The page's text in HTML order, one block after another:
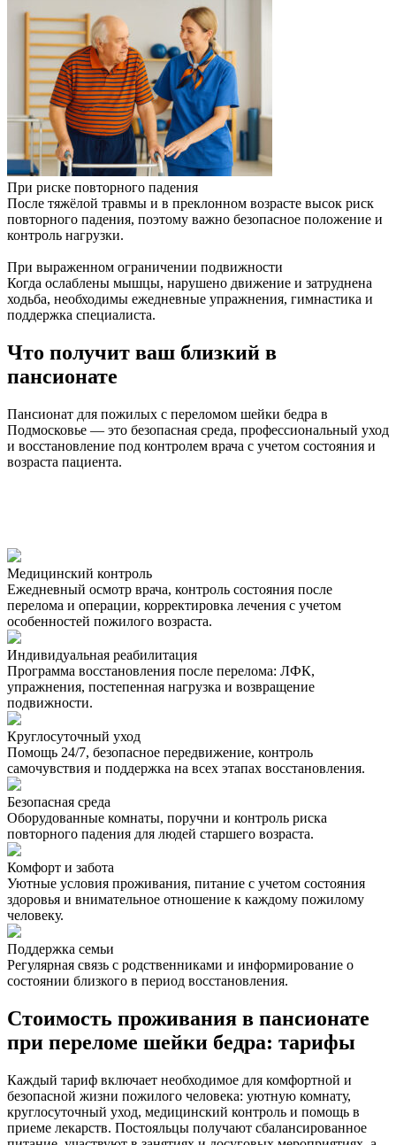
При риске повторного падения
После тяжёлой травмы и в преклонном возрасте высок риск
повторного падения, поэтому важно безопасное положение и
контроль нагрузки.
При выраженном ограничении подвижности
Когда ослаблены мышцы, нарушено движение и затруднена
ходьба, необходимы ежедневные упражнения, гимнастика и
поддержка специалиста.
Что получит ваш близкий в
пансионате
Пансионат для пожилых с переломом шейки бедра в
Подмосковье — это безопасная среда, профессиональный уход
и восстановление под контролем врача с учетом состояния и
возраста пациента.
Медицинский контроль
Ежедневный осмотр врача, контроль состояния после
перелома и операции, корректировка лечения с учетом
особенностей пожилого возраста.
Индивидуальная реабилитация
Программа восстановления после перелома: ЛФК,
упражнения, постепенная нагрузка и возвращение
подвижности.
Круглосуточный уход
Помощь 24/7, безопасное передвижение, контроль
самочувствия и поддержка на всех этапах восстановления.
Безопасная среда
Оборудованные комнаты, поручни и контроль риска
повторного падения для людей старшего возраста.
Комфорт и забота
Уютные условия проживания, питание с учетом состояния
здоровья и внимательное отношение к каждому пожилому
человеку.
Поддержка семьи
Регулярная связь с родственниками и информирование о
состоянии близкого в период восстановления.
Стоимость проживания в пансионате
при переломе шейки бедра: тарифы
Каждый тариф включает необходимое для комфортной и
безопасной жизни пожилого человека: уютную комнату,
круглосуточный уход, медицинский контроль и помощь в
приеме лекарств. Постояльцы получают сбалансированное